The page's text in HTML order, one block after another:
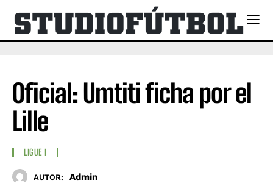
Oficial: Umtiti ficha por el
Lille
LIGUE I
AUTOR: Admin